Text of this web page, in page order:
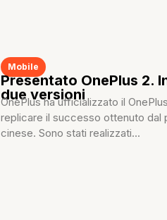
Mobile
Presentato OnePlus 2.
due versioni
OnePlus ha ufficializzato il
replicare il successo ottenuto dal
cinese. Sono stati realizzati...